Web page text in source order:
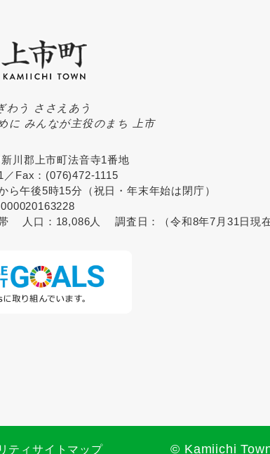
わう ささえあう
に みんなが主役のまち 上市
川郡上市町法音寺1番地
／Fax：(076)472-1115
午後5時15分（祝日・年末年始は閉庁）
人口： 18,086人 調査日： （令和8年7月31日現在
ティサイトマップ © Kamiichi